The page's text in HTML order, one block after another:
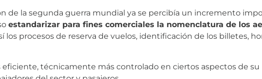
de la segunda guerra mundial ya se percibía un incremento
estandarizar para fines comerciales la nomenclatura de los
procesos de reserva de vuelos, identificación de los billetes,
eficiente, técnicamente más controlado en ciertos aspectos de su